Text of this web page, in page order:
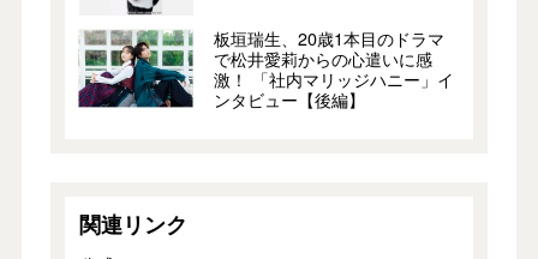
板垣瑞生、20歳1本目のドラマ
で松井愛莉からの心遣いに感
激！ 「社内マリッジハニー」イ
ンタビュー【後編】
関連リンク